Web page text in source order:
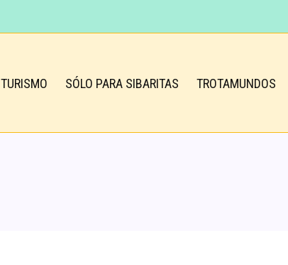
TURISMO SÓLO PARA SIBARITAS TROTAMUNDOS